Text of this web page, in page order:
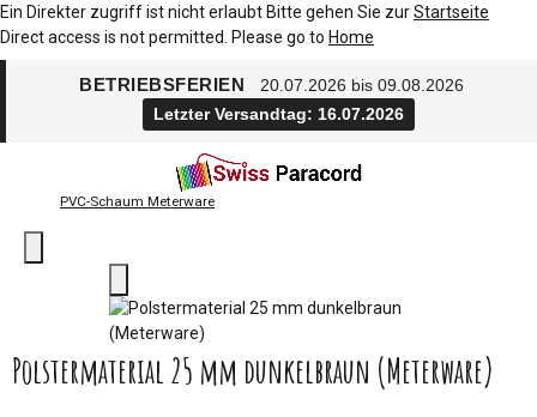
Ein Direkter zugriff ist nicht erlaubt Bitte gehen Sie zurStartseite
Direct access is not permitted. Please go to Home
BETRIEBSFERIEN
20.07.2026 bis 09.08.2026
Letzter Versandtag: 16.07.2026
PVC-Schaum Meterware
Polstermaterial 25 mm dunkelbraun (Meterware)